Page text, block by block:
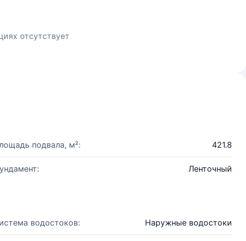
отсутствует
подвала, м²: 421.8
Ленточный
водостоков: Наружные водостоки